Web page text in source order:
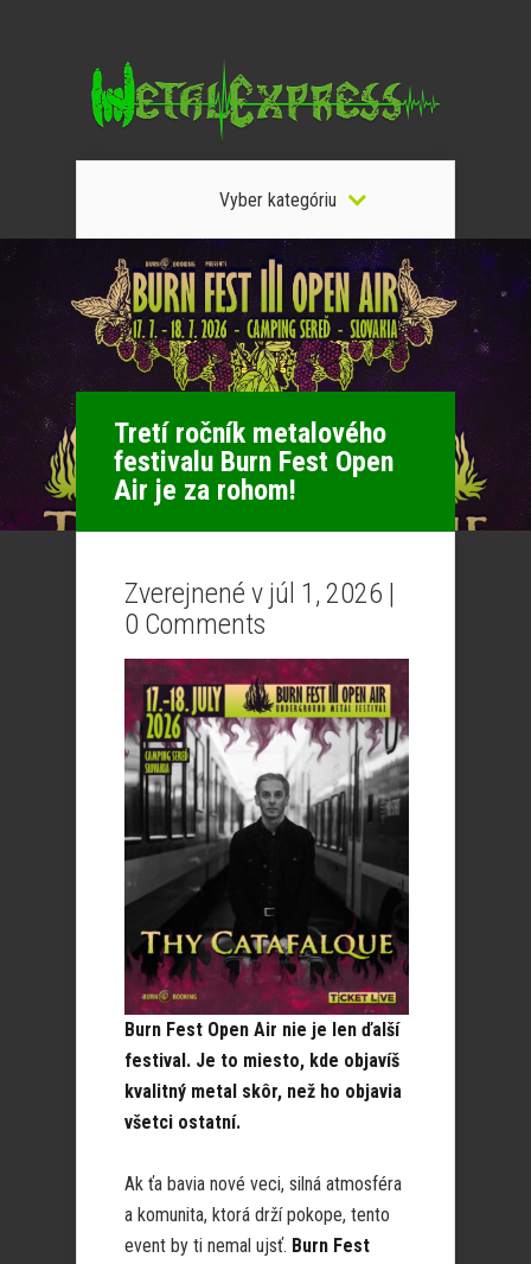
Vyber kategóriu
Tretí ročník metalového
festivalu Burn Fest Open
Air je za rohom!
Zverejnené v júl 1, 2026 |
0 Comments
Burn Fest Open Air nie je len ďalší
festival. Je to miesto, kde objavíš
kvalitný metal skôr, než ho objavia
všetci ostatní.
Ak ťa bavia nové veci, silná atmosféra
a komunita, ktorá drží pokope, tento
event by ti nemal ujsť. Burn Fest